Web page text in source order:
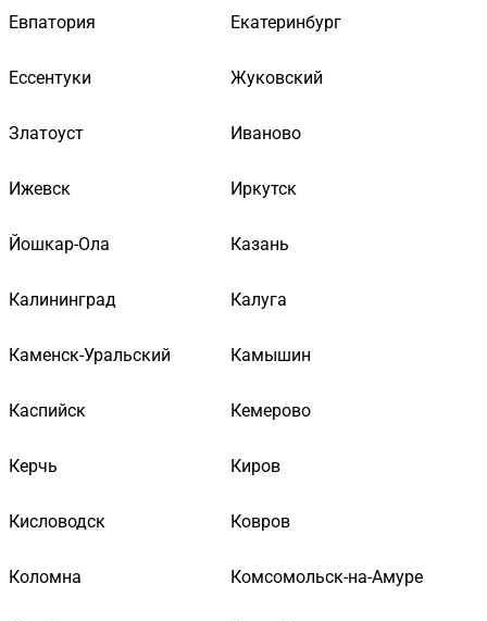
Евпатория Екатеринбург
Ессентуки Жуковский
Златоуст Иваново
Ижевск Иркутск
Йошкар-Ола Казань
Калининград Калуга
Каменск-Уральский Камышин
Каспийск Кемерово
Керчь Киров
Кисловодск Ковров
Коломна Комсомольск-на-Амуре